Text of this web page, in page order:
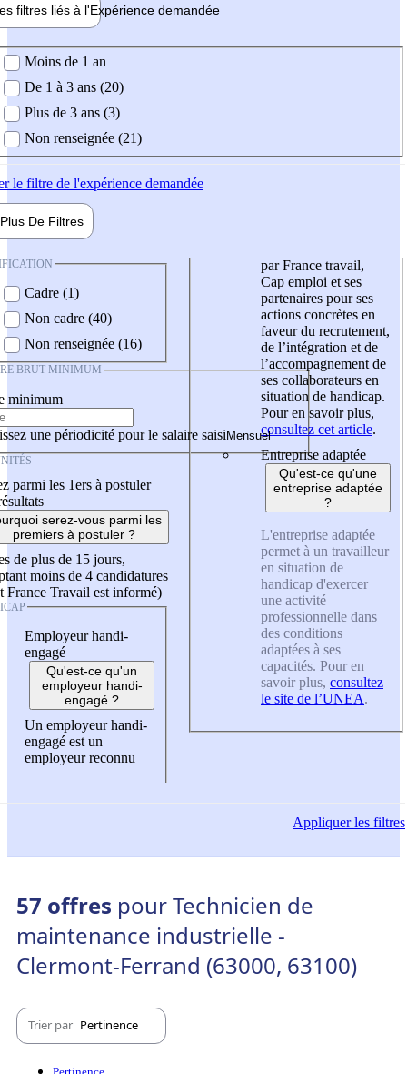
filtres liés à l'Expérience demandée
demandée
Moins de 1 an
De 1 à 3 ans (20)
Plus de 3 ans (3)
Non renseignée (21)
le filtre de l'expérience demandée
Plus De Filtres
Cadre (1)
Non cadre (40)
Non renseignée (16)
BRUT MINIMUM
minimum
une périodicité pour le salaire saisi
parmi les 1ers à postuler
serez-vous parmi les
premiers à postuler ?
de plus de 15 jours,
moins de 4 candidatures
France Travail est informé)
Employeur handi-
engagé
Qu'est-ce qu'un
employeur handi-
engagé ?
Un employeur handi-
engagé est un
employeur reconnu
par France travail,
Cap emploi et ses
partenaires pour ses
actions concrètes en
faveur du recrutement,
de l’intégration et de
l’accompagnement de
ses collaborateurs en
situation de handicap.
Pour en savoir plus,
consultez cet article.
Entreprise adaptée
Qu'est-ce qu'une
entreprise adaptée
?
L'entreprise adaptée
permet à un travailleur
en situation de
handicap d'exercer
une activité
professionnelle dans
des conditions
adaptées à ses
capacités. Pour en
savoir plus, consultez
le site de l’UNEA.
Appliquerles filtres
57 offres pour Technicien de
maintenance industrielle -
Clermont-Ferrand (63000, 63100)
Trier par Pertinence